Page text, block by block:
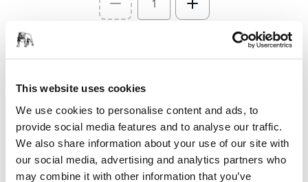
This website uses cookies
We use cookies to personalise content and ads, to
provide social media features and to analyse our traffic.
We also share information about your use of our site with
our social media, advertising and analytics partners who
may combine it with other information that you’ve
Select quantity value
Hitta en återförsäljare
TILLHANDAHÅLLS FÖR DIG
Leverans inom Finland (exklusive Åland)
Snabb leverans